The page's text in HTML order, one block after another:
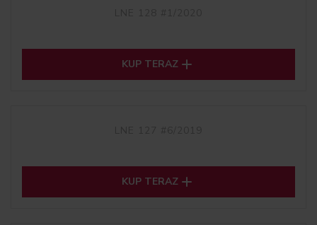
KUP TERAZ 
KUP TERAZ 